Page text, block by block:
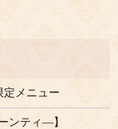
定メニュー
ンティ―】